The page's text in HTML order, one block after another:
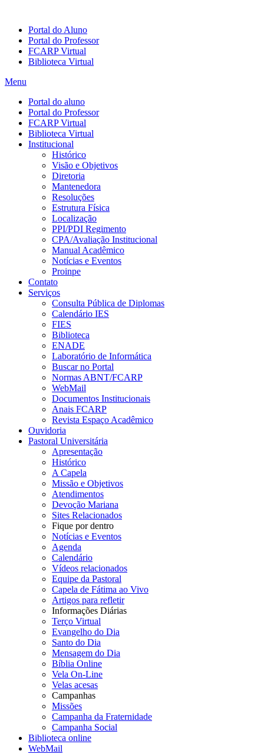
Portal do Aluno
Portal do Professor
FCARP Virtual
Biblioteca Virtual
Menu
Portal do aluno
Portal do Professor
FCARP Virtual
Biblioteca Virtual
Institucional
Histórico
Visão e Objetivos
Diretoria
Mantenedora
Resoluções
Estrutura Física
Localização
PPI/PDI Regimento
CPA/Avaliação Institucional
Manual Acadêmico
Notícias e Eventos
Proinpe
Contato
Serviços
Consulta Pública de Diplomas
Calendário IES
FIES
Biblioteca
ENADE
Laboratório de Informática
Buscar no Portal
Normas ABNT/FCARP
WebMail
Documentos Institucionais
Anais FCARP
Revista Espaço Acadêmico
Ouvidoria
Pastoral Universitária
Apresentação
Histórico
A Capela
Missão e Objetivos
Atendimentos
Devoção Mariana
Sites Relacionados
Fique por dentro
Notícias e Eventos
Agenda
Calendário
Vídeos relacionados
Equipe da Pastoral
Capela de Fátima ao Vivo
Artigos para refletir
Informações Diárias
Terço Virtual
Evangelho do Dia
Santo do Dia
Mensagem do Dia
Bíblia Online
Vela On-Line
Velas acesas
Campanhas
Missões
Campanha da Fraternidade
Campanha Social
Biblioteca online
WebMail